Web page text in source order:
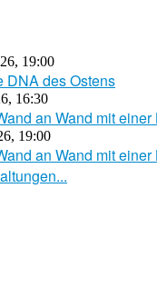
, 19:00
DNA des Ostens
, 16:30
an Wand mit
, 19:00
an Wand mit